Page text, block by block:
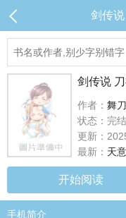
剑传
剑传说
作者： 舞
状态：完结
更新：
最新： 天
开始阅读
手机简介